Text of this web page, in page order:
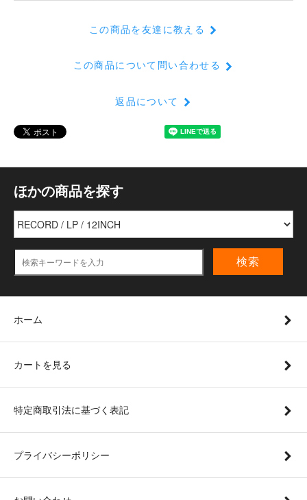
この商品を友達に教える
この商品について問い合わせる
返品について
ほかの商品を探す
検索
ホーム
カートを見る
特定商取引法に基づく表記
プライバシーポリシー